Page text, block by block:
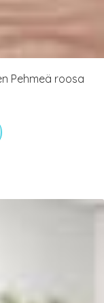
Pehmeä roosa